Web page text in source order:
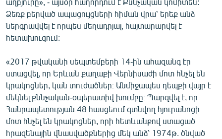
Հայերեն
English
Русский
ՀԵՏԵՎԵՔ ՄԵԶ
Ձեռք բերված ապացույցների հիման վրա՝ երեք անձ
ներգրավվել է որպես մեղադրյալ, հայտարարվել է
հետախուզում:
«2017 թվականի սեպտեմբերի 14-ին ահազանգ էր
ստացվել, որ Երևան քաղաքի Վերնիսաժի մոտ հնչել են
կրակոցներ, կան տուժածներ։ Անմիջապես դեպքի վայր է
մեկնել քննչական-օպերատիվ խումբը։ Պարզվել է, որ
Հանրապետության 48 հասցեում գտնվող հյուրանոցի
մոտ հնչել են կրակոցներ, որի հետևանքով ստացած
հրազենային վնասվածքներից մեկ անձ՝ 1974թ. ծնված